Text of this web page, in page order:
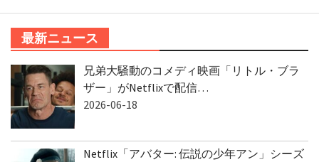
最新ニュース
兄弟大騒動のコメディ映画「リトル・ブラ
ザー」がNetflixで配信…
2026-06-18
Netflix「アバター: 伝説の少年アン」シーズ